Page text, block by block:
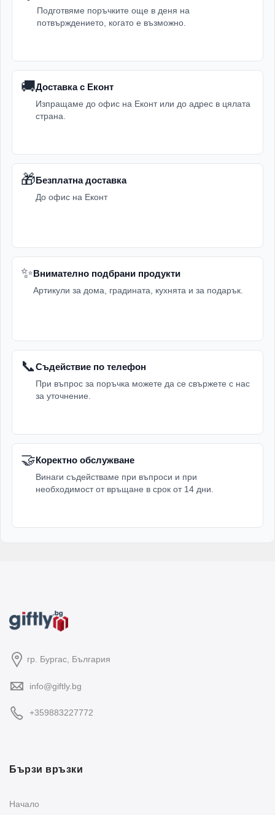
Подготвяме поръчките още в деня на
потвърждението, когато е възможно.
🚚Доставка с Еконт
Изпращаме до офис на Еконт или до адрес в цялата
страна.
🎁Безплатна доставка
До офис на Еконт
✨Внимателно подбрани продукти
Артикули за дома, градината, кухнята и за подарък.
📞Съдействие по телефон
При въпрос за поръчка можете да се свържете с нас
за уточнение.
🤝Коректно обслужване
Винаги съдействаме при въпроси и при
необходимост от връщане в срок от 14 дни.
гр. Бургас, България
info@giftly.bg
+359883227772
Бързи връзки
Начало